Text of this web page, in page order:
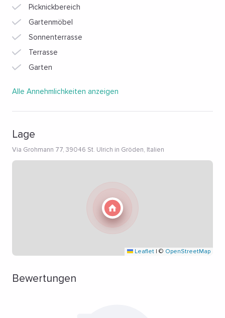
Picknickbereich
Gartenmöbel
Sonnenterrasse
Terrasse
Garten
Alle Annehmlichkeiten anzeigen
Lage
Via Grohmann 77, 39046 St. Ulrich in Gröden, Italien
Leaflet | © OpenStreetMap
Bewertungen